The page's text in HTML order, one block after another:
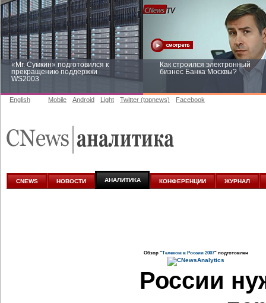
«Mr. Сумкин» подготовился к
прекращению поддержки
WS2003
Как строился электронный
бизнес Банка Москвы?
аналитике
English Mobile Android Light Twitter (topnews) Facebook
CNEWS НОВОСТИ АНАЛИТИКА КОНФЕРЕНЦИИ ЖУРНАЛ
Обзор "Телеком в России 2007" подготовлен
России